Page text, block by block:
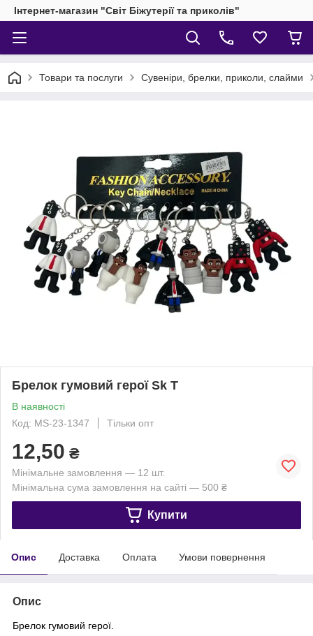
Інтернет-магазин "Світ Біжутерії та приколів"
Товари та послуги Сувеніри, брелки, приколи, слайми
Брелок гумовий герої Sk T
В наявності
Код: MS-23-1347
Тільки опт
12,50 ₴
Мінімальне замовлення — 12 шт.
Мінімальна сума замовлення на сайті — 500 ₴
Купити
Опис Доставка Оплата Умови повернення
Опис
Брелок гумовий герої.